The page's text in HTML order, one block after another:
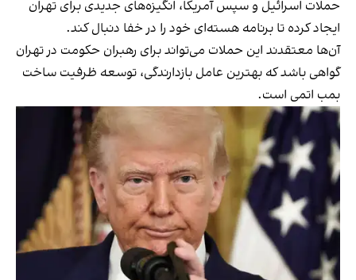
حملات اسرائیل و سپس آمریکا، انگیزه‌های جدیدی برای تهران
ایجاد کرده تا برنامه هسته‌ای خود را در خفا دنبال کند.
آن‌ها معتقدند این حملات می‌تواند برای رهبران حکومت در تهران
گواهی باشد که بهترین عامل بازدارندگی، توسعه ظرفیت ساخت
بمب اتمی است.